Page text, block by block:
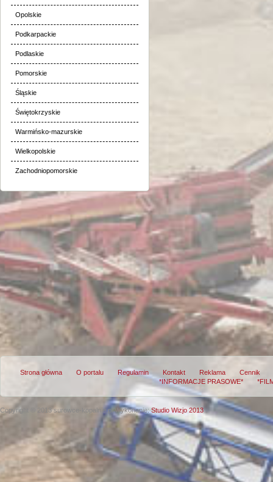
Opolskie
Podkarpackie
Podlaskie
Pomorskie
Śląskie
Świętokrzyskie
Warmińsko-mazurskie
Wielkopolskie
Zachodniopomorskie
Strona główna O portalu Regulamin Kontakt Reklama
Cennik
*INFORMACJE PRASOWE*
Copyright © 2013 surowce-kopalnie.plWykonanie:Studio Wizjo 2013